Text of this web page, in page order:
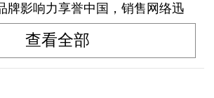
牌影响力享誉中国，销售网络迅
区域。酷丁公司与国际专业科研
科学技术研发中心。并且公司拥
代化生产线，配套设配1000多
查看全部